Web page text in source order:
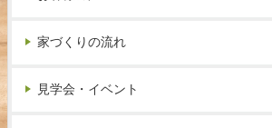
家づくりの流れ
見学会・イベント